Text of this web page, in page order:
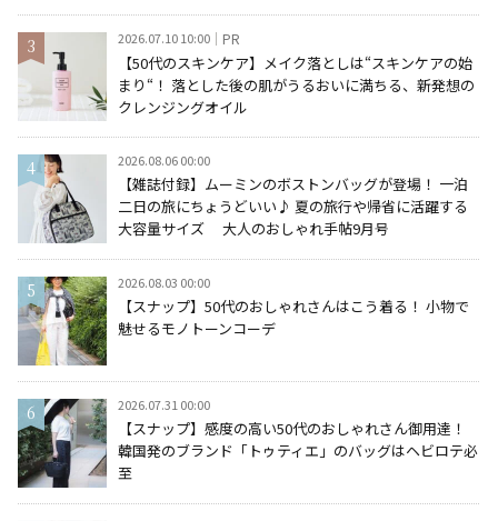
2026.07.10 10:00 PR
【50代のスキンケア】メイク落としは“スキンケアの始
まり“！ 落とした後の肌がうるおいに満ちる、新発想の
クレンジングオイル
2026.08.06 00:00
【雑誌付録】ムーミンのボストンバッグが登場！ 一泊
二日の旅にちょうどいい♪ 夏の旅行や帰省に活躍する
大容量サイズ 大人のおしゃれ手帖9月号
2026.08.03 00:00
【スナップ】50代のおしゃれさんはこう着る！ 小物で
魅せるモノトーンコーデ
2026.07.31 00:00
【スナップ】感度の高い50代のおしゃれさん御用達！
韓国発のブランド「トゥティエ」のバッグはヘビロテ必
至